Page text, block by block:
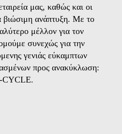
μας, καθώς και οι
βιώσιμη ανάπτυξη. Με το
μέλλον για τον
συνεχώς για την
γενιάς εύκαμπτων
προς ανακύκλωση:
CYCLE.